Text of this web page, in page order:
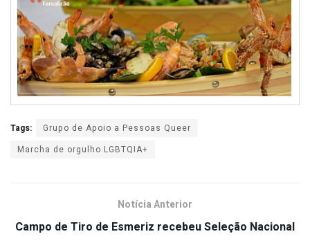
Tags:
Grupo de Apoio a Pessoas Queer
Marcha de orgulho LGBTQIA+
Notícia Anterior
Campo de Tiro de Esmeriz recebeu Seleção Nacional